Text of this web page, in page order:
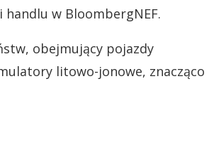
handlu w BloombergNEF.
obejmujący pojazdy
litowo-jonowe, znacząco